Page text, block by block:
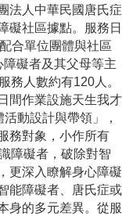
法人中華民國唐氏症
礙社區據點。服務日
合單位團體與社區
障礙者及其父母等主
務人數約有120人。
間作業設施天生我才
動設計與帶領」，
務對象，小作所有
障礙者，破除對智
更深入瞭解身心障礙
能障礙者、唐氏症或
身的多元差異。從服